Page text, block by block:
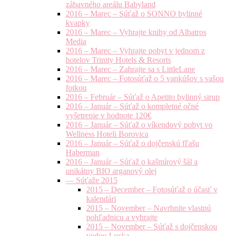
zábavného areálu Babyland
2016 – Marec – Súťaž o SONNO bylinné
kvapky
2016 – Marec – Vyhrajte knihy od Albatros
Media
2016 – Marec – Vyhrajte pobyt v jednom z
hotelov Trinity Hotels & Resorts
2016 – Marec – Zahrajte sa s LittleLane
2016 – Marec – Fotosúťaž o 5 vankúšov s vašou
fotkou
2016 – Február – Súťaž o Apetito bylinný sirup
2016 – Január – Súťaž o kompletné očné
vyšetrenie v hodnote 120€
2016 – Január – Súťaž o víkendový pobyt vo
Wellness Hoteli Borovica
2016 – Január – Súťaž o dojčenskú fľašu
Haberman
2016 – Január – Súťaž o kašmírový šál a
unikátny BIO arganový olej
— Súťaže 2015
2015 – December – Fotosúťaž o účasť v
kalendári
2015 – November – Navrhnite vlastnú
pohľadnicu a vyhrajte
2015 – November – Súťaž s dojčenskou